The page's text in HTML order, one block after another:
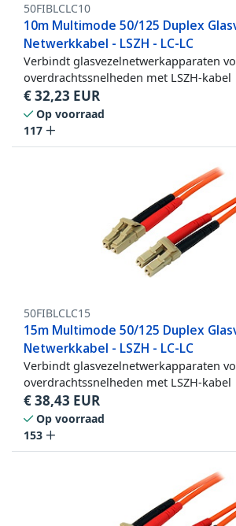
50FIBLCLC10
10m Multimode 50/125 Duplex
Netwerkkabel - LSZH - LC-LC
Verbindt glasvezelnetwerkapparaten
overdrachtssnelheden met LSZH-kabel
€32,23 EUR
Op voorraad
117
50FIBLCLC15
15m Multimode 50/125 Duplex
Netwerkkabel - LSZH - LC-LC
Verbindt glasvezelnetwerkapparaten
overdrachtssnelheden met LSZH-kabel
€38,43 EUR
Op voorraad
153